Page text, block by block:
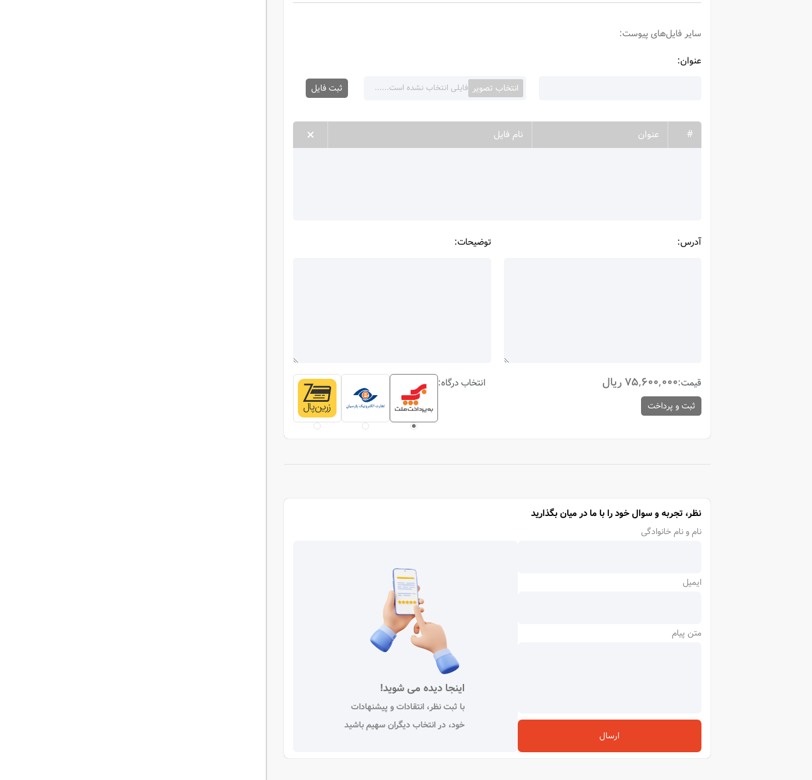
سایر فایل‌های پیوست:
عنوان:
انتخاب تصویر فایلی انتخاب نشده است...... ثبت فایل
# عنوان نام فایل
آدرس: توضیحات:
قیمت:75,600,000 ریال
ثبت و پرداخت
انتخاب درگاه:
نظر، تجربه و سوال خود را با ما در میان بگذارید
نام و نام خانوادگی
ایمیل
متن پیام
ارسال
اینجا دیده می شوید!
با ثبت نظر، انتقادات و پیشنهادات
خود، در انتخاب دیگران سهیم باشید